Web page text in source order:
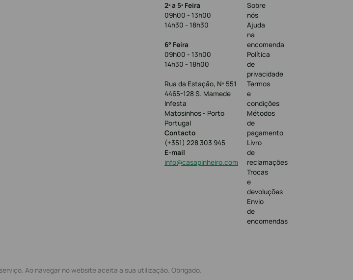
2ª a 5ª Feira
09h00 - 13h00
14h30 - 18h30
6° Feira
09h00 - 13h00
14h30 - 18h00
Rua da Estação, Nº 551
4465-128 S. Mamede
Infesta
Matosinhos - Porto
Portugal
Contacto
(+351) 228 303 945
E-mail
info@casapinheiro.com
Sobre
nós
Ajuda
na
encomenda
Política
de
privacidade
Termos
e
condições
Métodos
de
pagamento
Livro
de
reclamações
Trocas
e
devoluções
Envio
de
encomendas
Ao navegar no website aceita a sua utilização. Obrigado.